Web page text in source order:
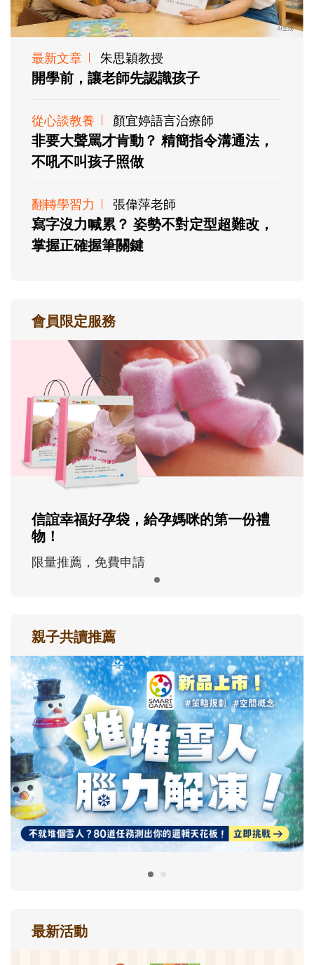
最新文章 朱思穎教授
開學前，讓老師先認識孩子
從心談教養 顏宜婷語言治療師
非要大聲罵才肯動？ 精簡指令溝通法，
不吼不叫孩子照做
翻轉學習力 張偉萍老師
寫字沒力喊累？ 姿勢不對定型超難改，
掌握正確握筆關鍵
會員限定服務
信誼幸福好孕袋，給孕媽咪的第一份禮
物！
限量推薦，免費申請
親子共讀推薦
最新活動